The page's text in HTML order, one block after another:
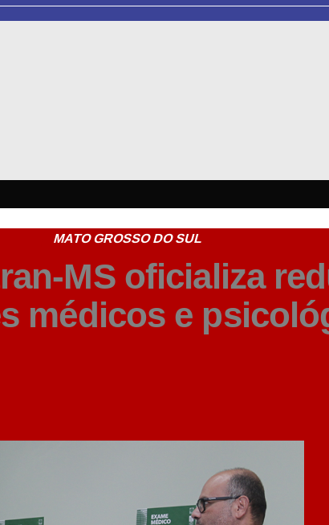
MATO GROSSO DO SUL
MS oficializa
médicos e